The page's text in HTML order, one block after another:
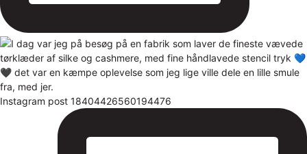
Instagram post 18404426560194476